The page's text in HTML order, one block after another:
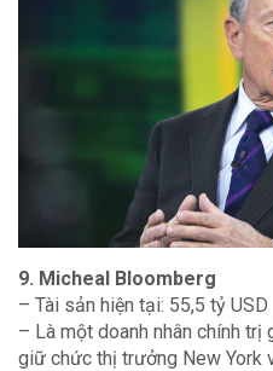
9. Micheal Bloomberg
– Tài sản hiện tại: 55,5 tỷ USD
– Là một doanh nhân chính
giữ chức thị trưởng New York